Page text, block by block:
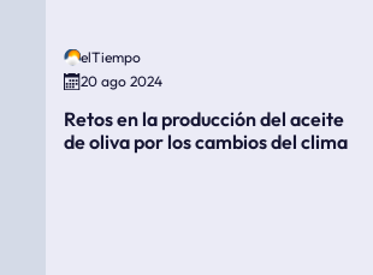
elTiempo
20 ago 2024
Retos en la producción del aceite
de oliva por los cambios del clima